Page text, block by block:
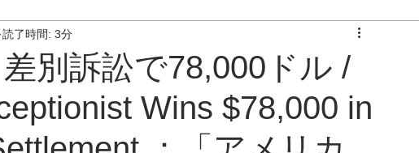
厚生 就業規則
職場環境 WA州法 ビザ 失業保険 NY州法 人事考課
別訴訟で78,000ドル /
Wins $78,000 in
読了時間: 3分